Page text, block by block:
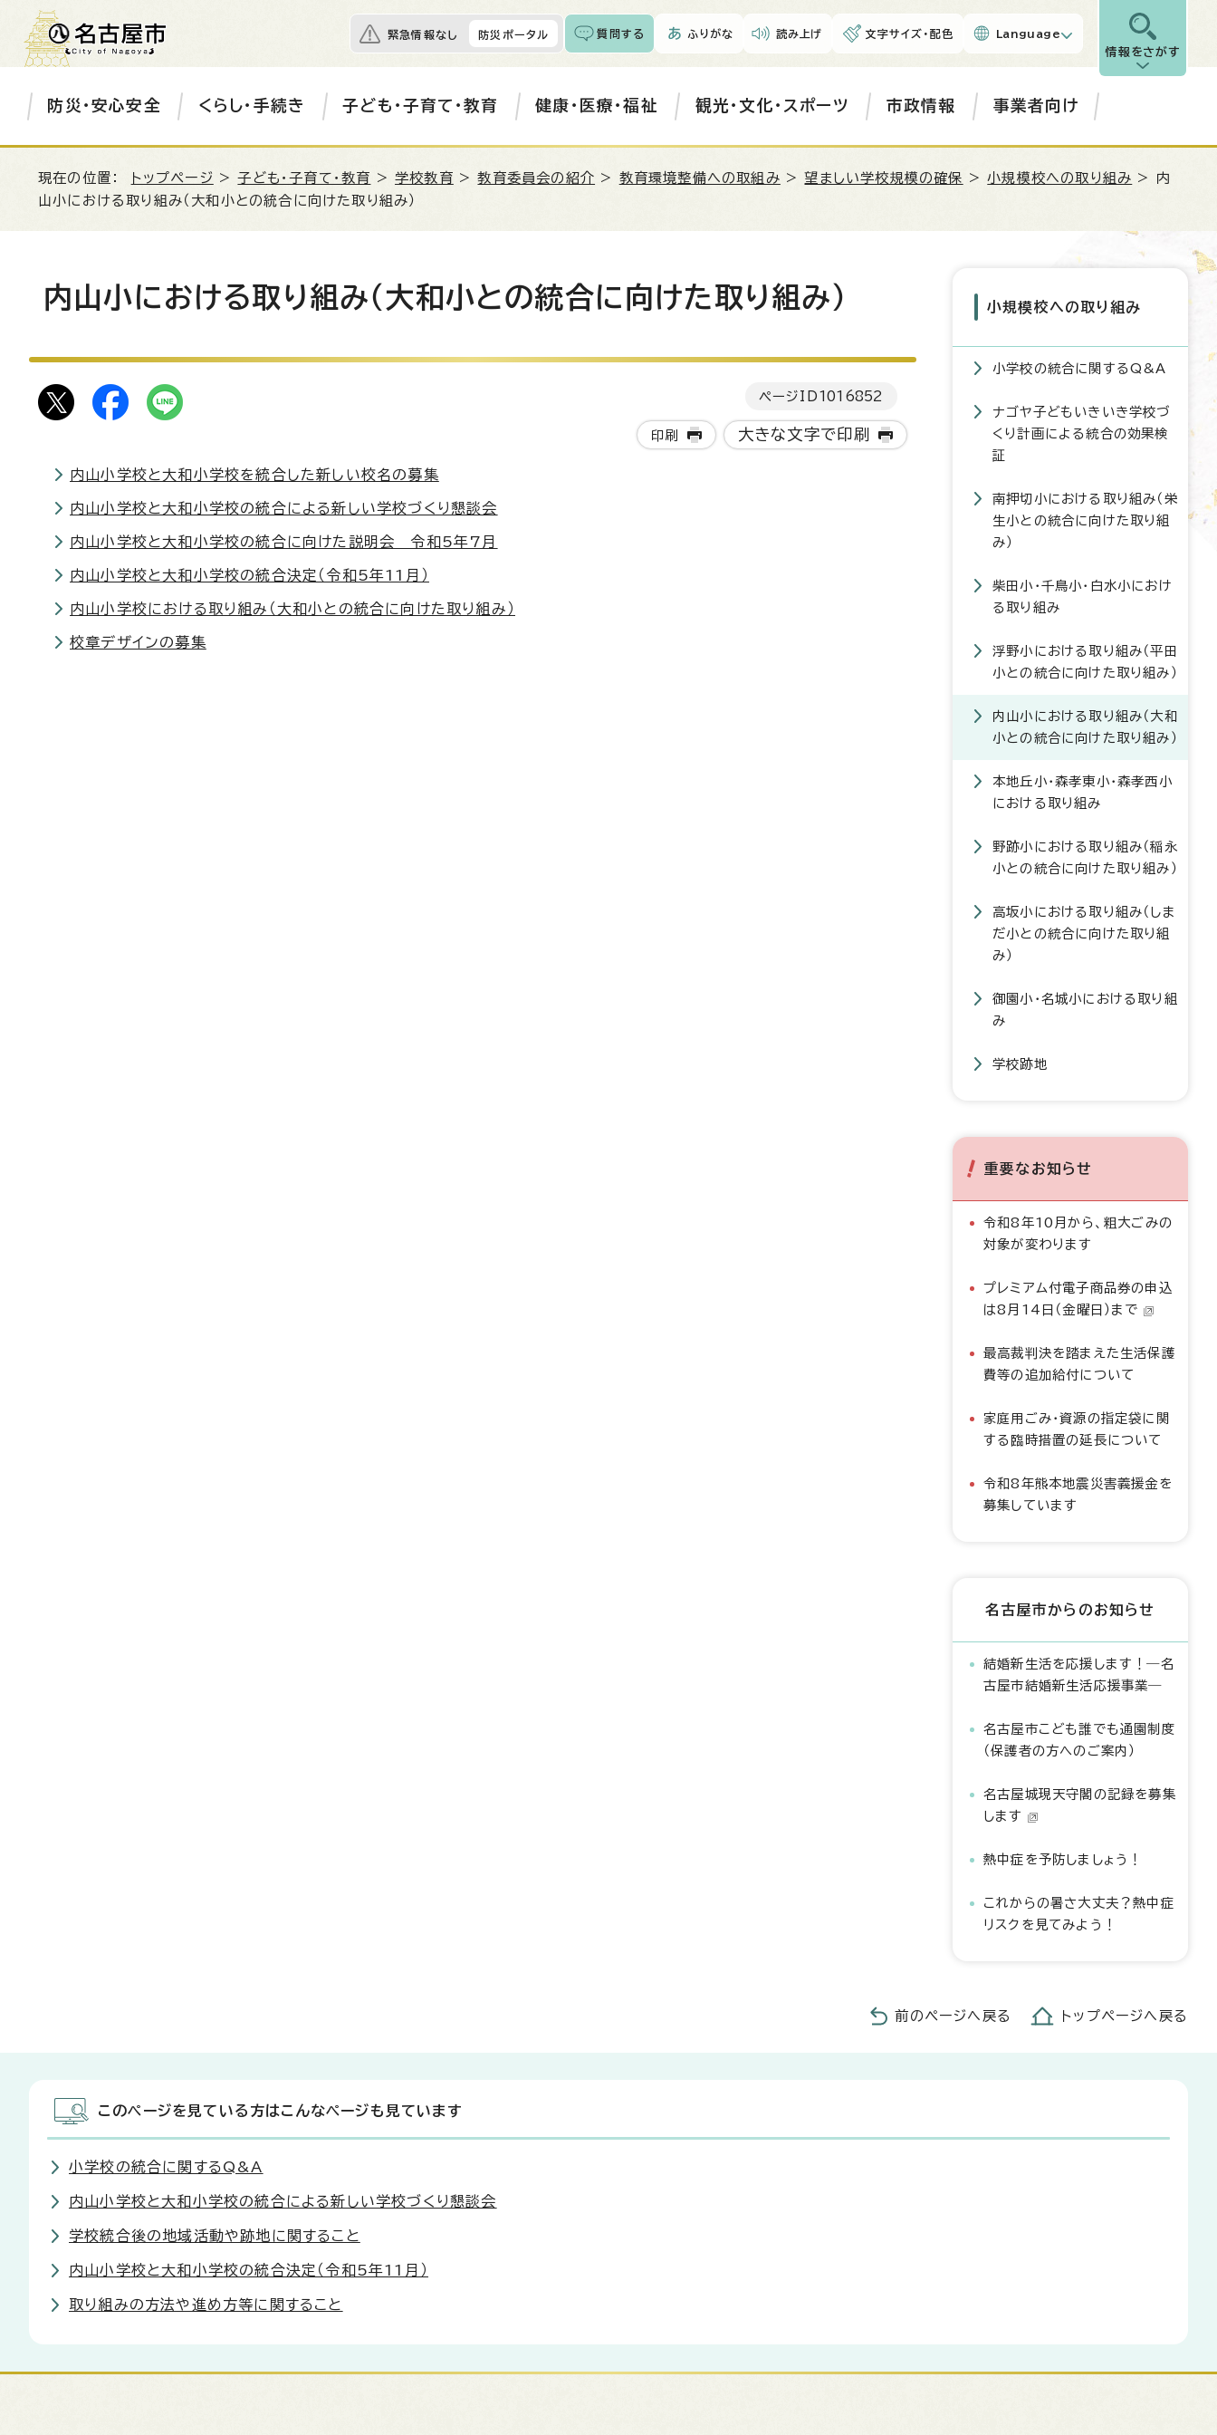
緊急情報なし 防災ポータル 質問する ふりがな 読み上げ 文字サイズ・配色 Language
情報をさがす
防災・安心安全 くらし・手続き 子ども・子育て・教育 健康・医療・福祉 観光・文化・スポーツ 市政情報 事業者向け
現在の位置： トップページ >子ども・子育て・教育 >学校教育 >教育委員会の紹介 > 教育環境整備への取組み > 望ましい学校規模の確保 >小規模校への取り組み > 内
山小における取り組み（大和小との統合に向けた取り組み）
内山小における取り組み（大和小との統合に向けた取り組み）
ページID 1016852
印刷 大きな文字で印刷
内山小学校と大和小学校を統合した新しい校名の募集
内山小学校と大和小学校の統合による新しい学校づくり懇談会
内山小学校と大和小学校の統合に向けた説明会 令和5年7月
内山小学校と大和小学校の統合決定（令和5年11月）
内山小学校における取り組み（大和小との統合に向けた取り組み）
校章デザインの募集
小規模校への取り組み
小学校の統合に関するQ&A
ナゴヤ子どもいきいき学校づ
くり計画による統合の効果検
証
南押切小における取り組み（栄
生小との統合に向けた取り組
み）
柴田小・千鳥小・白水小におけ
る取り組み
浮野小における取り組み（平田
小との統合に向けた取り組み）
内山小における取り組み（大和
小との統合に向けた取り組み）
本地丘小・森孝東小・森孝西小
における取り組み
野跡小における取り組み（稲永
小との統合に向けた取り組み）
高坂小における取り組み（しま
だ小との統合に向けた取り組
み）
御園小・名城小における取り組
み
学校跡地
重要なお知らせ
令和8年10月から、粗大ごみの
対象が変わります
プレミアム付電子商品券の申込
は8月14日（金曜日）まで
最高裁判決を踏まえた生活保護
費等の追加給付について
家庭用ごみ・資源の指定袋に関
する臨時措置の延長について
令和8年熊本地震災害義援金を
募集しています
名古屋市からのお知らせ
結婚新生活を応援します！―名
古屋市結婚新生活応援事業―
名古屋市こども誰でも通園制度
（保護者の方へのご案内）
名古屋城現天守閣の記録を募集
します
熱中症を予防しましょう！
これからの暑さ大丈夫？熱中症
リスクを見てみよう！
前のページへ戻る トップページへ戻る
このページを見ている方はこんなページも見ています
小学校の統合に関するQ&A
内山小学校と大和小学校の統合による新しい学校づくり懇談会
学校統合後の地域活動や跡地に関すること
内山小学校と大和小学校の統合決定（令和5年11月）
取り組みの方法や進め方等に関すること